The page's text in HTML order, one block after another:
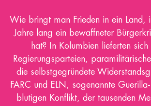
Wie bringt man Frieden in ein Land,
Jahre lang ein bewaffneter
hat? In Kolumbien lieferten sich
Regierungsparteien,
die selbstgegründete
FARC und ELN, sogenannte
blutigen Konflikt, der tausenden